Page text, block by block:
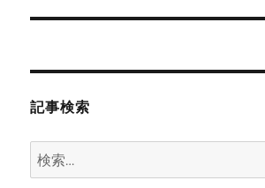
シ
ン
稿:
記事検索
検
索: